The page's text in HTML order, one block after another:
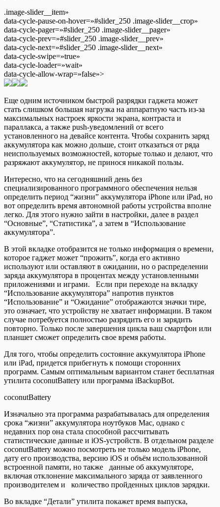
.image-slider__item»
data-cycle-pause-on-hover=»#slider_250 .image-slider__crop»
data-cycle-pager=»#slider_250 .image-slider__pager»
data-cycle-prev=»#slider_250 .image-slider__prev»
data-cycle-next=»#slider_250 .image-slider__next»
data-cycle-swipe=»true»
data-cycle-loader=»wait»
data-cycle-allow-wrap=»false»>
Еще одним источником быстрой разрядки гаджета может
стать слишком большая нагрузка на аппаратную часть из-за
максимальных настроек яркости экрана, контраста и
параллакса, а также push-уведомлений от всего
установленного на девайсе контента. Чтобы сохранить заряд
аккумулятора как можно дольше, стоит отказаться от ряда
неиспользуемых возможностей, которые только и делают, что
разряжают аккумулятор, не принося никакой пользы.
Интересно, что на сегодняшний день без
специализированного программного обеспечения нельзя
определить период “жизни” аккумулятора iPhone или iPad, но
вот определить время автономной работы устройства вполне
легко. Для этого нужно зайти в настройки, далее в раздел
“Основные”, “Статистика”, а затем в “Использование
аккумулятора”.
В этой вкладке отобразится не только информация о времени,
которое гаджет может “прожить”, когда его активно
используют или оставляют в ожидании, но о распределении
заряда аккумулятора в процентах между установленными
приложениями и играми. Если при переходе на вкладку
“Использование аккумулятора” напротив пунктов
“Использование” и “Ожидание” отображаются значки тире,
это означает, что устройству не хватает информации. В таком
случае потребуется полностью разрядить его и зарядить
повторно. Только после завершения цикла ваш смартфон или
планшет сможет определить свое время работы.
Для того, чтобы определить состояние аккумулятора iPhone
или iPad, придется прибегнуть к помощи сторонних
программ. Самым оптимальным вариантом станет бесплатная
утилита coconutBattery или программа iBackupBot.
coconutBattery
Изначально эта программа разрабатывалась для определения
срока “жизни” аккумулятора ноутбуков Мас, однако с
недавних пор она стала способной рассчитывать
статистические данные и iOS-устройств. В отдельном разделе
coconutBattery можно посмотреть не только модель iPhone,
дату его производства, версию iOS и объём использованной
встроенной памяти, но также данные об аккумуляторе,
включая отклонение максимального заряда от заявленного
производителем и количество пройденных циклов зарядки.
Во вкладке “Детали” утилита покажет время выпуска,